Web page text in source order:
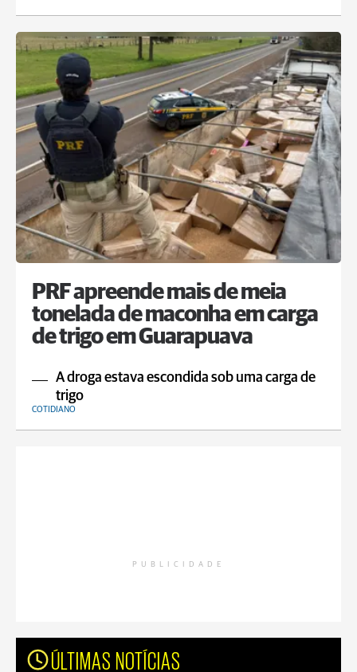
PRF apreende mais de meia
tonelada de maconha em carga
de trigo em Guarapuava
A droga estava escondida sob uma carga de
trigo
COTIDIANO
PUBLICIDADE
ÚLTIMAS NOTÍCIAS